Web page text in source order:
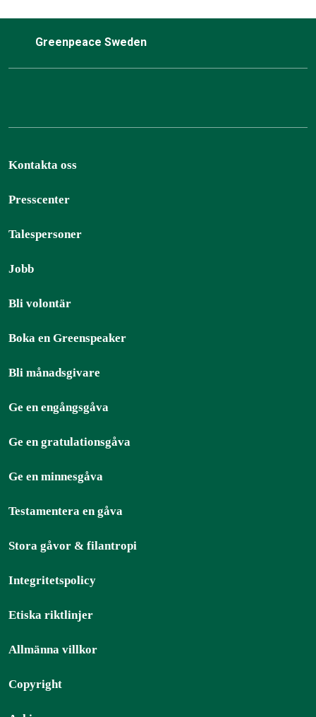
Greenpeace Sweden
Kontakta oss
Presscenter
Talespersoner
Jobb
Bli volontär
Boka en Greenspeaker
Bli månadsgivare
Ge en engångsgåva
Ge en gratulationsgåva
Ge en minnesgåva
Testamentera en gåva
Stora gåvor & filantropi
Integritetspolicy
Etiska riktlinjer
Allmänna villkor
Copyright